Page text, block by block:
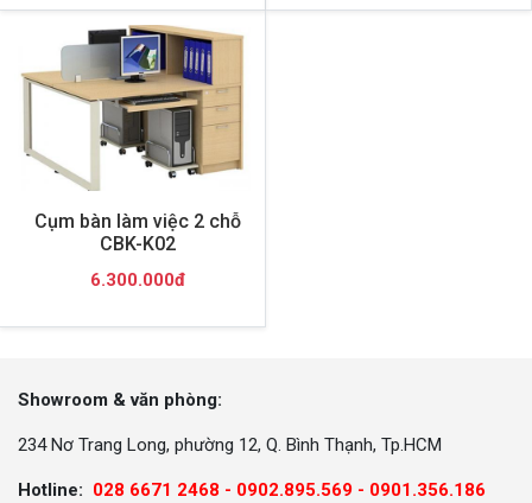
Cụm bàn làm việc 2 chỗ
CBK-K02
6.300.000đ
Showroom & văn phòng:
234 Nơ Trang Long, phường 12, Q. Bình Thạnh, Tp.HCM
Hotline: 028 6671 2468 - 0902.895.569 - 0901.356.186